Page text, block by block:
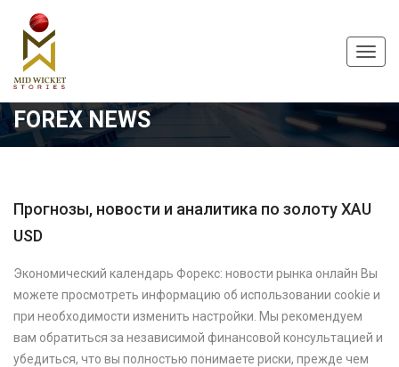
FOREX NEWS
Прогнозы, новости и аналитика по золоту XAU
USD
Экономический календарь Форекс: новости рынка онлайн Вы
можете просмотреть информацию об использовании cookie и
при необходимости изменить настройки. Мы рекомендуем
вам обратиться за независимой финансовой консультацией и
убедиться, что вы полностью понимаете риски, прежде чем